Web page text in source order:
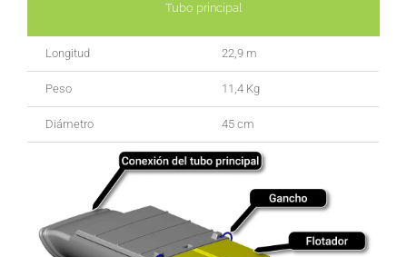
Tubo principal
Longitud 22,9 m
Peso 11,4 Kg
Diámetro 45 cm